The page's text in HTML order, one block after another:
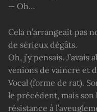
— Oh…
Cela n’arrangeait pas
de sérieux dégâts.
Oh, j’y pensais.
venions de vaincre et
Vocal (forme de rat).
le précédent, mais son
résistance à